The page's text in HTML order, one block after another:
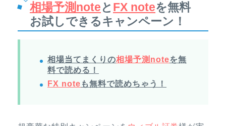
相場予測noteとFX noteを無料
お試しできるキャンペーン！
相場当てまくりの相場予測noteを無
料で読める！
FX note も無料で読めちゃう！